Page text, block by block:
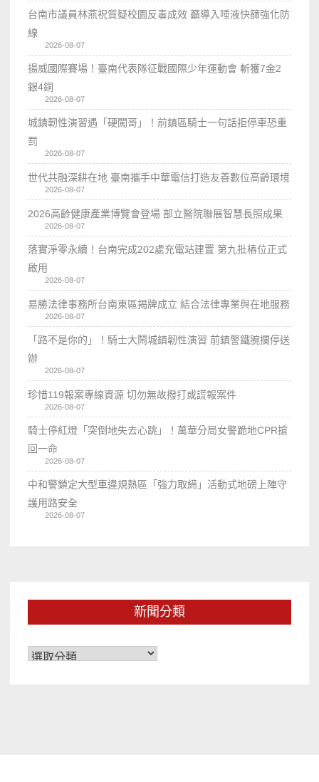
台南市議員林燕祝質疑校園反毒成效 籲導入唾液快篩強化防
線
2026-08-07
揚威國際賽場！臺南代表隊征戰國際少年運動會 斬獲7金2
銀4銅
2026-08-07
城鎮韌性演習遇「硬闖哥」！前鎮區騎士一句話拒停車恐重
罰
2026-08-07
世代共融深耕在地 臺南攜手中華電信打造友善數位高齡環境
2026-08-07
2026高齡健康產業博覽會登場 部立醫院聯展智慧長照成果
2026-08-07
落實淨零永續！台南完成202處充電站建置 第九批樁位正式
啟用
2026-08-07
易勝法律事務所台南東區揭牌成立 結合法律專業與在地服務
2026-08-07
「路不是你的」！騎士大鬧城鎮韌性演習 前鎮警鐵腕攔停送
辦
2026-08-07
珍惜119報案專線資源 切勿無故撥打或謊報案件
2026-08-07
騎士停紅燈「突倒地失去心跳」！萬華分局女警跪地CPR搶
回一命
2026-08-07
中和警鎖定大型車違規熱區「強力取締」活動式地磅上陣守
護用路安全
2026-08-07
新聞分類
新